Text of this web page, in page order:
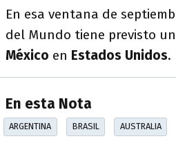
En esa ventana de
del Mundo tiene previsto
México en Estados Unidos.
En esta Nota
ARGENTINA BRASIL AUSTRALIA